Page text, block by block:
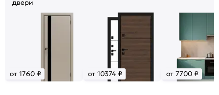
двери
от 1760 ₽ от 10374 ₽ от 7700 ₽